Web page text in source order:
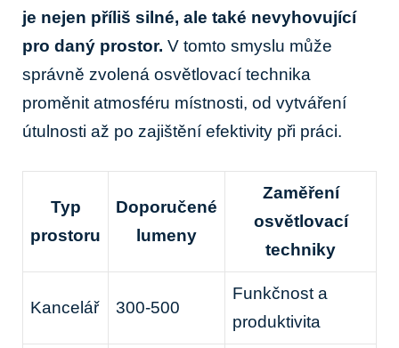
je nejen příliš silné, ale také nevyhovující
pro daný prostor. V tomto smyslu může
správně zvolená osvětlovací technika
proměnit atmosféru místnosti, od vytváření
útulnosti až po zajištění efektivity při práci.
Typ
prostoru
Doporučené
lumeny
Zaměření
osvětlovací
techniky
Kancelář 300-500
Funkčnost a
produktivita